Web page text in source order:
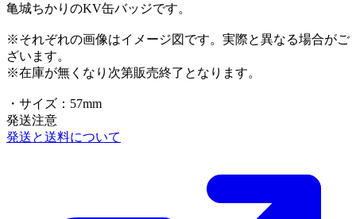
亀城ちかりのKV缶バッジです。
※それぞれの画像はイメージ図です。実際と異なる場合がご
ざいます。
※在庫が無くなり次第販売終了となります。
・サイズ：57mm
発送注意
発送と送料について